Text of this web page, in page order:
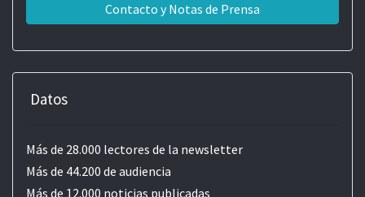
Contacto y Notas de Prensa
Datos
Más de 28.000 lectores de la newsletter
Más de 44.200 de audiencia
Más de 12.000 noticias publicadas